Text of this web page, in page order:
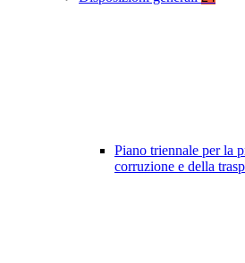
Piano triennale per la
corruzione e della